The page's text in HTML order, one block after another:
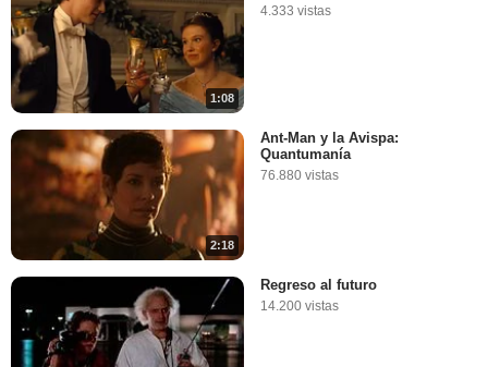
1:08
4.333 vistas
2:18
Ant-Man y la Avispa:
Quantumanía
76.880 vistas
Regreso al futuro
14.200 vistas